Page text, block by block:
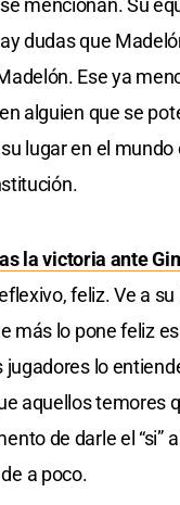
dudas que
Ese ya
alguien que se
lugar en el mundo
la victoria ante
feliz. Ve a su
más lo pone feliz
jugadores lo
aquellos temores
de darle el “si”
a poco.